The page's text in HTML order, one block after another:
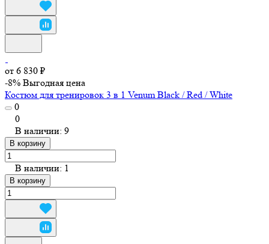
от 6 830 ₽
-8% Выгодная цена
Костюм для тренировок 3 в 1 Venum Black / Red / White
0
0
В наличии: 9
В корзину
В наличии: 1
В корзину